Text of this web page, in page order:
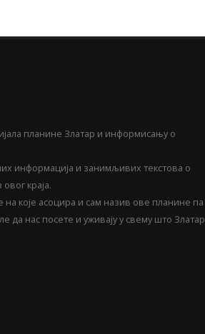
планине Златар и информисању о
информација и занимљивих текстова о
краја.
које асоцира и сам назив ове планине па
нас посете и уживају у свему што Златар